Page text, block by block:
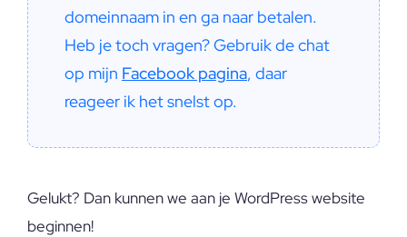
domeinnaam in en ga naar betalen.
Heb je toch vragen? Gebruik de chat
op mijn Facebook pagina, daar
reageer ik het snelst op.
Gelukt? Dan kunnen we aan je WordPress website
beginnen!